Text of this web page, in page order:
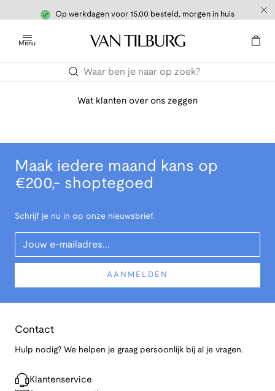
Op werkdagen voor 15.00 besteld, morgen in huis
Menu
Wat klanten over ons zeggen
Maak iedere maand kans op
€200,- shoptegoed
Schrijf je nu in op onze nieuwsbrief.
Your Email
AANMELDEN
Contact
Hulp nodig? We helpen je graag persoonlijk bij al je vragen.
Klantenservice